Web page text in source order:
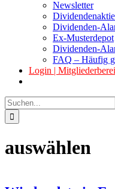
Newsletter
Dividenden-
Ex-Musterdepot
Dividenden-
FAQ – Häufig
Login |
Suche
nach:
auswählen